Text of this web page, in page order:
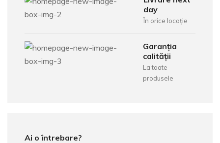
day
În orice locație
Garanția
calității
La toate
produsele
Ai o întrebare?